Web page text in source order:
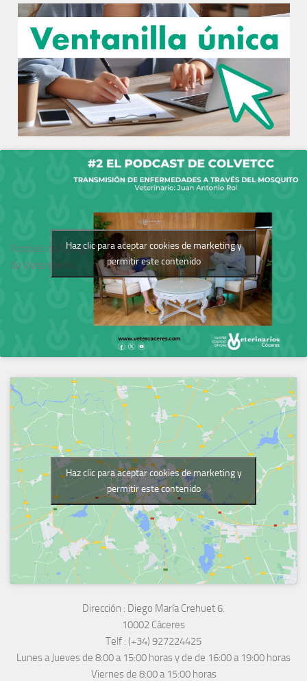
Podcast del Colegio
de Veterinarios
Haz clic para aceptar cookies de marketing y
permitir este contenido
Haz clic para aceptar cookies de marketing y
permitir este contenido
Dirección : Diego María Crehuet 6.
10002 Cáceres
Telf : (+34) 927224425
Lunes a Jueves de 8:00 a 15:00 horas y de de 16:00 a 19:00 horas
Viernes de 8:00 a 15:00 horas